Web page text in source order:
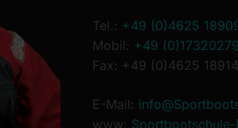
Tel.: +49 (0)4625
Mobil: +49
Fax: +49 (0)4625
E-Mail:
www: Sportbootschule-